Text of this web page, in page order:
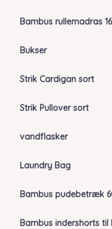
Bambus rullemadras
Bukser
Strik Cardigan sort
Strik Pullover sort
vandflasker
Laundry Bag
Bambus pudebetræk
Bambus indershorts til